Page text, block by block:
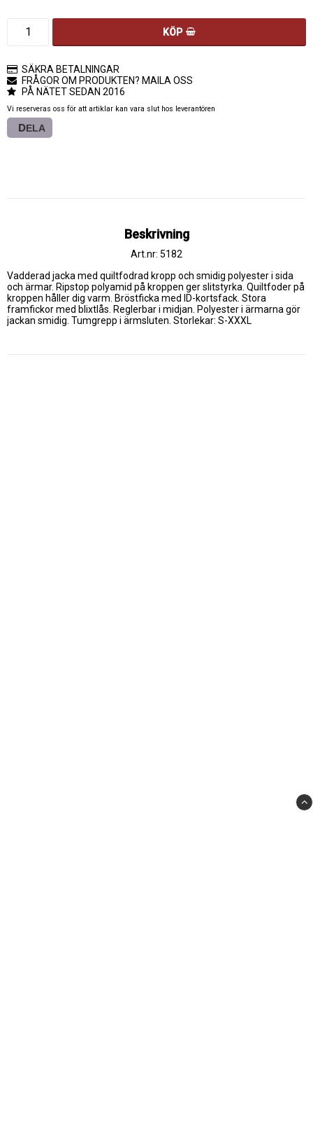
KÖP
SÄKRA BETALNINGAR
FRÅGOR OM PRODUKTEN? MAILA OSS
PÅ NÄTET SEDAN 2016
Vi reserveras oss för att artiklar kan vara slut hos leverantören
DELA
Beskrivning
Art.nr: 5182
Vadderad jacka med quiltfodrad kropp och smidig polyester i sida
och ärmar. Ripstop polyamid på kroppen ger slitstyrka. Quiltfoder på
kroppen håller dig varm. Bröstficka med ID-kortsfack. Stora
framfickor med blixtlås. Reglerbar i midjan. Polyester i ärmarna gör
jackan smidig. Tumgrepp i ärmsluten. Storlekar: S-XXXL